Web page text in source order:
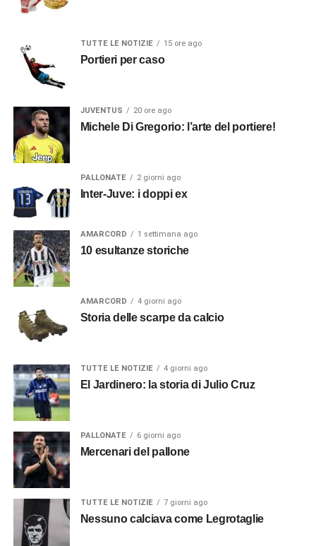
TUTTE LE NOTIZIE 15 ore ago
Portieri per caso
JUVENTUS 20 ore ago
Michele Di Gregorio: l’arte del portiere!
PALLONATE 2 giorni ago
Inter-Juve: i doppi ex
AMARCORD 1 settimana ago
10 esultanze storiche
AMARCORD 4 giorni ago
Storia delle scarpe da calcio
TUTTE LE NOTIZIE 4 giorni ago
El Jardinero: la storia di Julio Cruz
PALLONATE 6 giorni ago
Mercenari del pallone
TUTTE LE NOTIZIE 7 giorni ago
Nessuno calciava come Legrotaglie